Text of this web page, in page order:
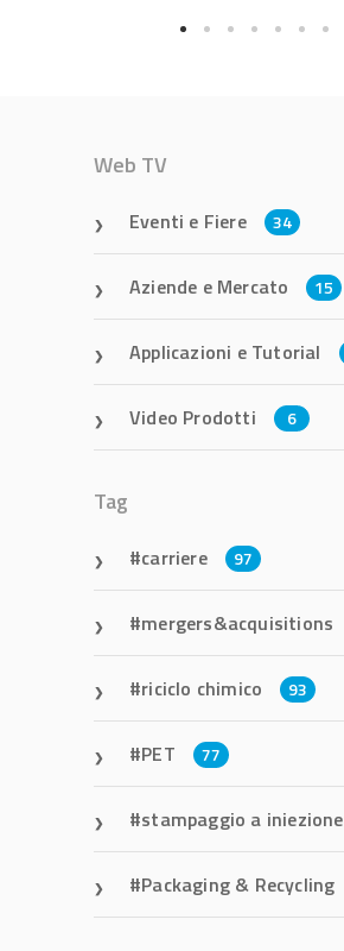
Web TV
Eventi e Fiere 34
Aziende e Mercato 15
Applicazioni e Tutorial
Video Prodotti 6
Tag
carriere 97
mergers&acquisitions
riciclo chimico 93
PET 77
stampaggio a iniezione
Packaging & Recycling